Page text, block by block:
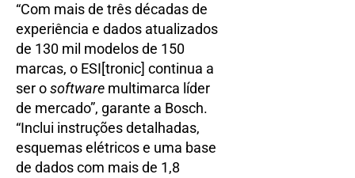
“Com mais de três décadas de
experiência e dados atualizados
de 130 mil modelos de 150
marcas, o ESI[tronic] continua a
ser osoftware multimarca líder
de mercado”, garante a Bosch.
“Inclui instruções detalhadas,
esquemas elétricos e uma base
de dados com mais de 1,8